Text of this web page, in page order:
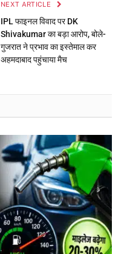
NEXT ARTICLE
IPL फाइनल विवाद पर DK
Shivakumar का बड़ा आरोप, बोले-
गुजरात ने प्रभाव का इस्तेमाल कर
अहमदाबाद पहुंचाया मैच